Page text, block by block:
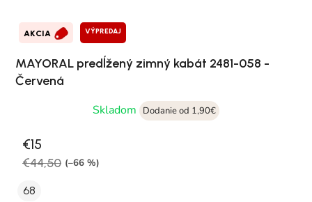
AKCIA VÝPREDAJ
MAYORAL predĺžený zimný kabát 2481-058 -
Červená
Skladom
Dodanie od 1,90€
€15
€44,50 (–66 %)
68